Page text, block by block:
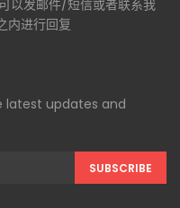
以发邮件/短信或者联系我
内进行回复
latest updates and
SUBSCRIBE